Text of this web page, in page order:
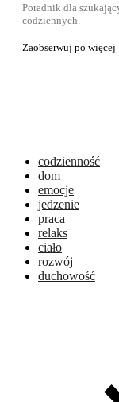
Poradnik dla
codziennych.
Zaobserwuj po więcej
codzienność
dom
emocje
jedzenie
praca
relaks
ciało
rozwój
duchowość